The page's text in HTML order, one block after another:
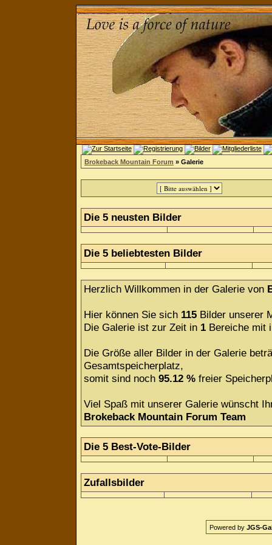
Brokeback Mountain Forum » Galerie
Die 5 neusten Bilder
Die 5 beliebtesten Bilder
Herzlich Willkommen in der Galerie von
Hier können Sie sich 115 Bilder unserer
Die Galerie ist zur Zeit in 1 Bereiche mit
Die Größe aller Bilder in der Galerie
Gesamtspeicherplatz,
somit sind noch 95.12 % freier
Viel Spaß mit unserer Galerie wünscht
Brokeback Mountain Forum Team
Die 5 Best-Vote-Bilder
Zufallsbilder
Powered by JGS-